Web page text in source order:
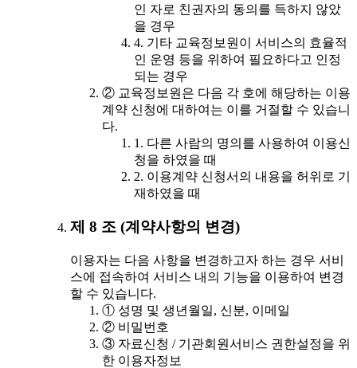
인 자로 친권자의 동의를 득하지 않았
을 경우
4. 기타 교육정보원이 서비스의 효율적
인 운영 등을 위하여 필요하다고 인정
되는 경우
② 교육정보원은 다음 각 호에 해당하는 이용
계약 신청에 대하여는 이를 거절할 수 있습니
다.
1. 다른 사람의 명의를 사용하여 이용신
청을 하였을 때
2. 이용계약 신청서의 내용을 허위로 기
재하였을 때
제 8 조 (계약사항의 변경)
이용자는 다음 사항을 변경하고자 하는 경우 서비
스에 접속하여 서비스 내의 기능을 이용하여 변경
할 수 있습니다.
① 성명 및 생년월일, 신분, 이메일
② 비밀번호
③ 자료신청 / 기관회원서비스 권한설정을 위
한 이용자정보